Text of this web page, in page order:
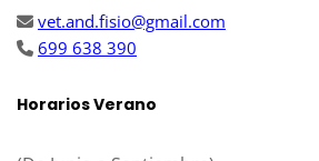
vet.and.fisio@gmail.com
699 638 390
Horarios Verano